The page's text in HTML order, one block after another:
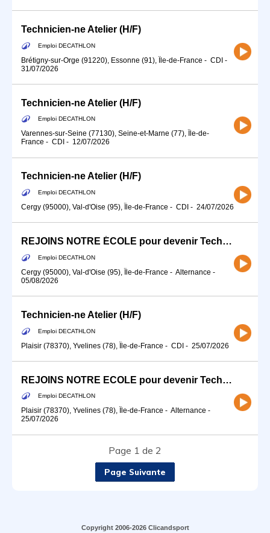
Technicien-ne Atelier (H/F)
Emploi DECATHLON
Brétigny-sur-Orge (91220), Essonne (91), Île-de-France - CDI -
31/07/2026
Technicien-ne Atelier (H/F)
Emploi DECATHLON
Varennes-sur-Seine (77130), Seine-et-Marne (77), Île-de-
France - CDI - 12/07/2026
Technicien-ne Atelier (H/F)
Emploi DECATHLON
Cergy (95000), Val-d'Oise (95), Île-de-France - CDI - 24/07/2026
REJOINS NOTRE ÉCOLE pour devenir Technicien-ne Atelier (H/F) - Alternance
Emploi DECATHLON
Cergy (95000), Val-d'Oise (95), Île-de-France - Alternance -
05/08/2026
Technicien-ne Atelier (H/F)
Emploi DECATHLON
Plaisir (78370), Yvelines (78), Île-de-France - CDI - 25/07/2026
REJOINS NOTRE ECOLE pour devenir Technicien-ne Vendeur-se Atelier
Emploi DECATHLON
Plaisir (78370), Yvelines (78), Île-de-France - Alternance -
25/07/2026
Page 1 de 2
Page Suivante
Copyright 2006-2026 Clicandsport